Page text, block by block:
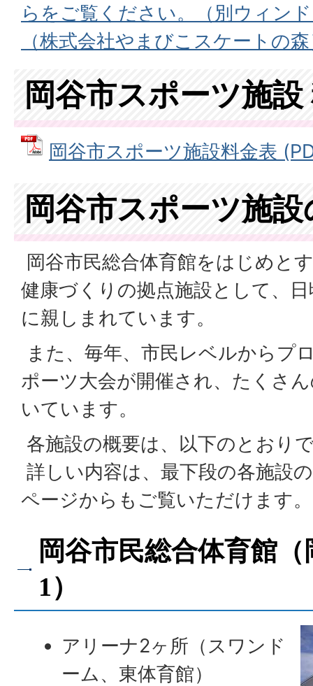
らをご覧ください。（別ウィン
（株式会社やまびこスケートの
岡谷市スポーツ施設
岡谷市スポーツ施設料金表
岡谷市スポーツ施
岡谷市民総合体育館をはじめと
健康づくりの拠点施設として、
に親しまれています。
また、毎年、市民レベルからプ
ポーツ大会が開催され、たくさ
いています。
各施設の概要は、以下のとおり
詳しい内容は、最下段の各施設
ページからもご覧いただけます。
岡谷市民総合体育館
1）
アリーナ2ヶ所（スワンド
ーム、東体育館）